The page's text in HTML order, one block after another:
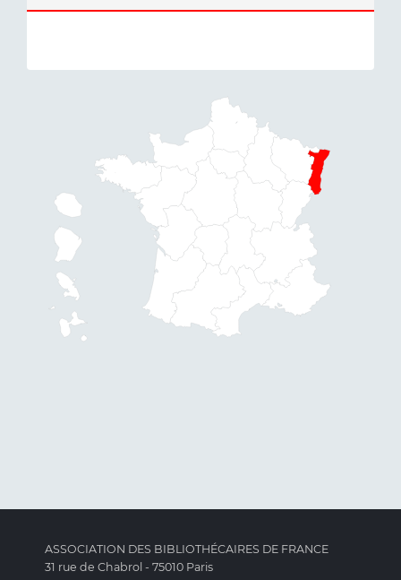
ASSOCIATION DES BIBLIOTHÉCAIRES DE FRANCE
31 rue de Chabrol - 75010 Paris